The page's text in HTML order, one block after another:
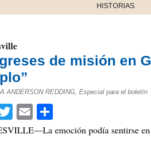
HISTORIAS
de misión en
ANDERSON REDDING, Especial para el boletín
Twitter
Email
emoción podía sentirse